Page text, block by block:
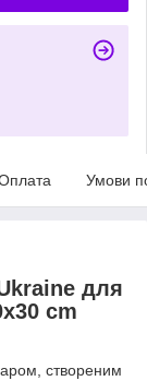
Умови
для
cm
створеним